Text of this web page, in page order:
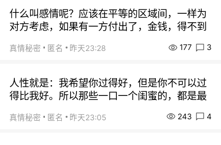
什么叫感情呢？应该在平等的区域间，一样为
对方考虑，如果有一方付出了，金钱，得不到
真情秘密 匿名 昨天23:28 177 3
人性就是：我希望你过得好，但是你不可以过
得比我好。所以那些一口一个闺蜜的，都是最
真情秘密 匿名 昨天23:05 243 4